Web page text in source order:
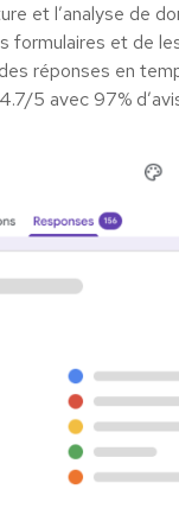
et l’analyse de
et de
réponses en
5 avec 97%